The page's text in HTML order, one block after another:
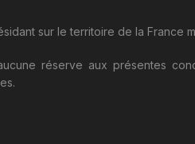
sur le territoire de la France
réserve aux présentes